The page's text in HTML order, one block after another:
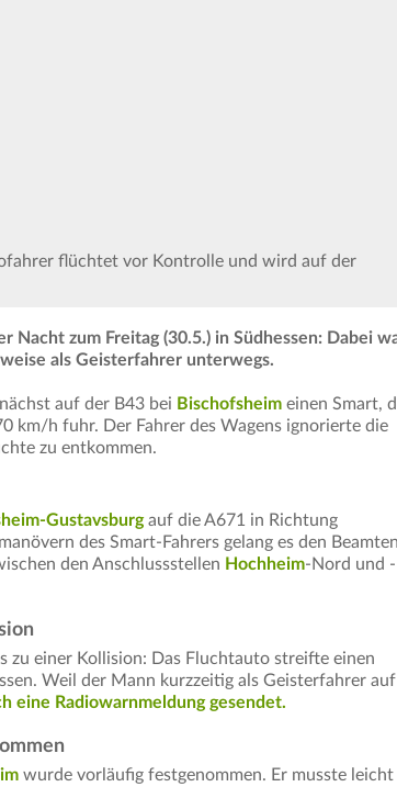
flüchtet vor Kontrolle und wird auf der
Nacht zum Freitag (30.5.) in Südhessen: Dabei
als Geisterfahrer unterwegs.
auf der B43 bei Bischofsheim einen Smart,
km/h fuhr. Der Fahrer des Wagens ignorierte die
zu entkommen.
Gustavsburgauf die A671 in Richtung
des Smart-Fahrers gelang es den Beamten
den Anschlussstellen Hochheim-Nord und -
zu einer Kollision: Das Fluchtauto streifte einen
Weil der Mann kurzzeitig als Geisterfahrer auf
eine Radiowarnmeldung gesendet.
wurde vorläufig festgenommen. Er musste leicht